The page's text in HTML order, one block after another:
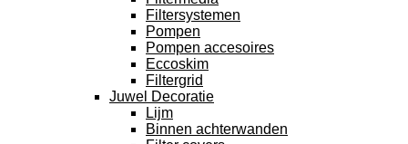
Filtersystemen
Pompen
Pompen accesoires
Eccoskim
Filtergrid
Juwel Decoratie
Lijm
Binnen achterwanden